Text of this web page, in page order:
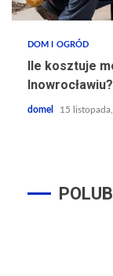
DOM I OGRÓD
Ile kosztuje
Inowrocławiu?
domel 15